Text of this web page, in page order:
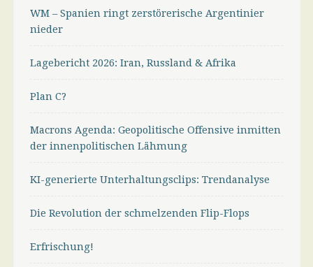
WM – Spanien ringt zerstörerische Argentinier
nieder
Lagebericht 2026: Iran, Russland & Afrika
Plan C?
Macrons Agenda: Geopolitische Offensive inmitten
der innenpolitischen Lähmung
KI-generierte Unterhaltungsclips: Trendanalyse
Die Revolution der schmelzenden Flip-Flops
Erfrischung!